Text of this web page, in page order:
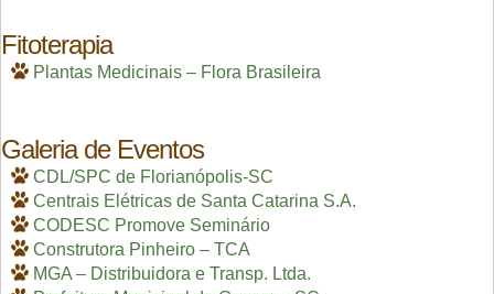
Fitoterapia
Plantas Medicinais – Flora Brasileira
Galeria de Eventos
CDL/SPC de Florianópolis-SC
Centrais Elétricas de Santa Catarina S.A.
CODESC Promove Seminário
Construtora Pinheiro – TCA
MGA – Distribuidora e Transp. Ltda.